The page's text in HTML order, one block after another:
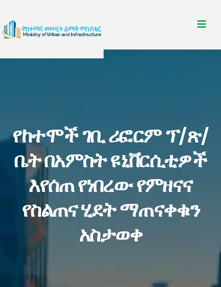
የከተሞች ገቢ ሪፎርም ፕ/ጽ/
ቤት በአምስት ዩኒቨርሲቲዎች
እየሰጠ የነበረው የምዘናና
የስልጠና ሂደት ማጠናቀቁን
አስታወቀ